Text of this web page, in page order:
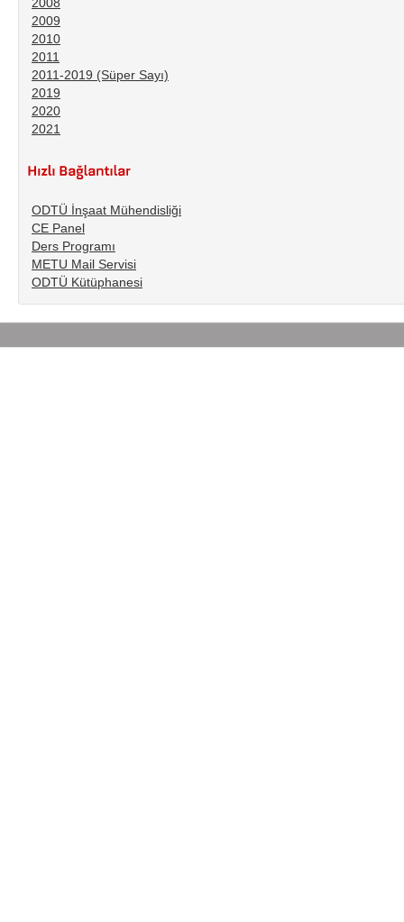
2009
2010
2011
2011-2019 (Süper Sayı)
2019
2020
2021
ODTÜ İnşaat Mühendisliği
CE Panel
Ders Programı
METU Mail Servisi
ODTÜ Kütüphanesi